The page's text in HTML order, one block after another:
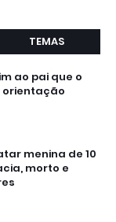
TEMAS
ao pai que o
orientação
menina de 10
morto e